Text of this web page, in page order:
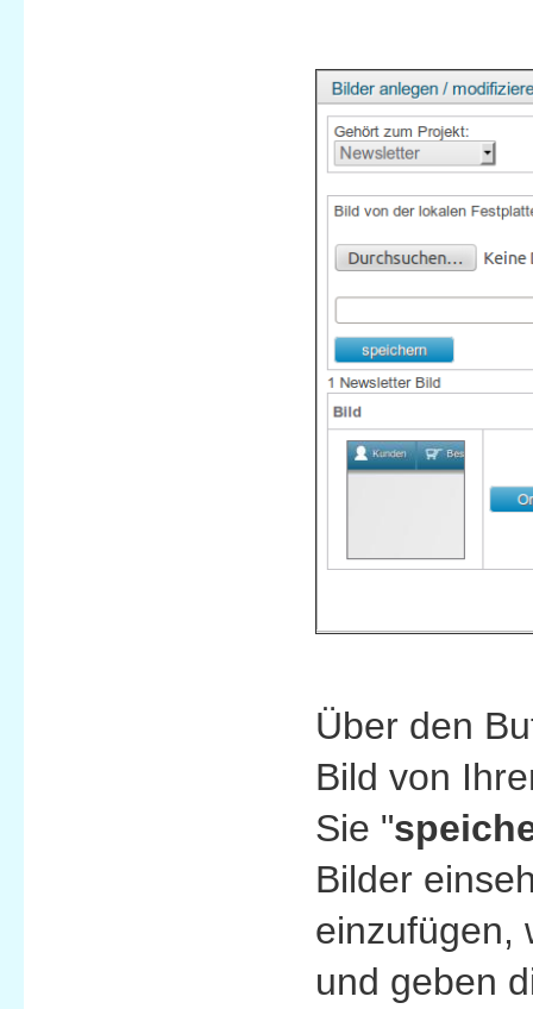
Über den
Bild von
Sie "
Bilder
einzufügen,
und geben